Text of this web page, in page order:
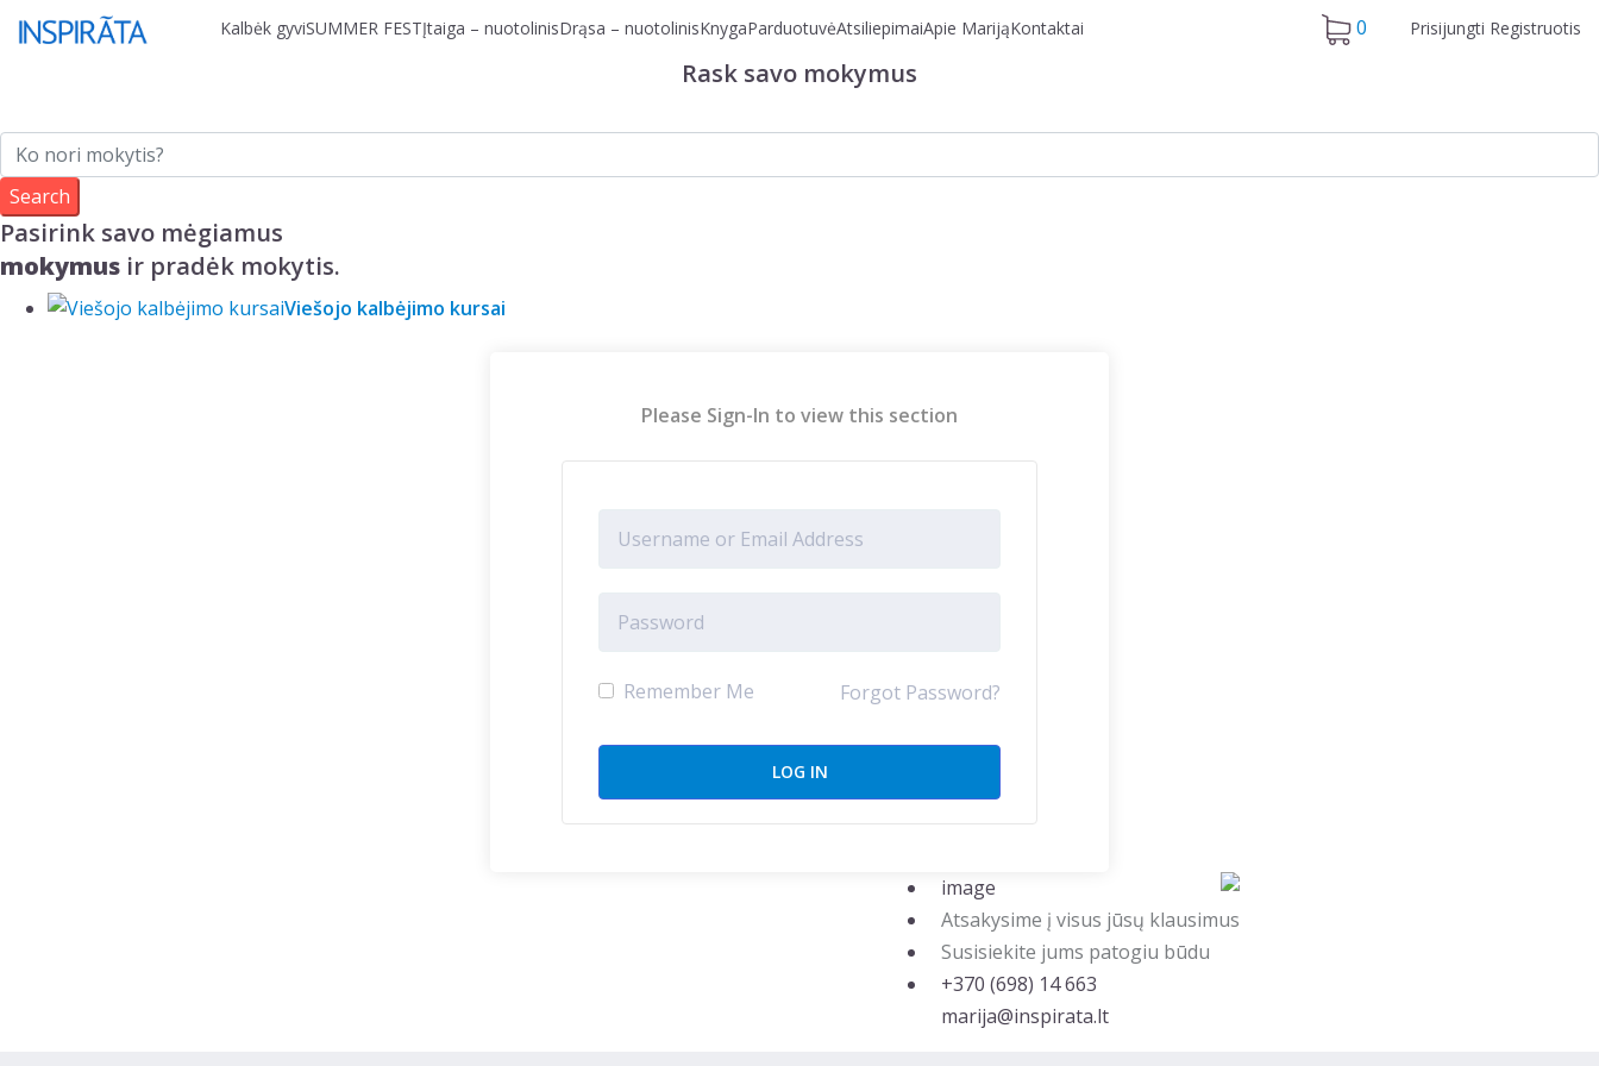
Skip to content
Kalbėk gyviSUMMER FESTĮtaiga – nuotolinisDrąsa – nuotolinisKnygaParduotuvėAtsiliepimaiApie MarijąKontaktai 0 Prisijungti Registruotis
Rask savo mokymus
Pasirink savo mėgiamus
mokymus ir pradėk mokytis.
Viešojo kalbėjimo kursai
Please Sign-In to view this section
Remember Me Forgot Password?
Atsakysime į visus jūsų klausimus
Susisiekite jums patogiu būdu
‭+370 (698) 14 663
marija@inspirata.lt